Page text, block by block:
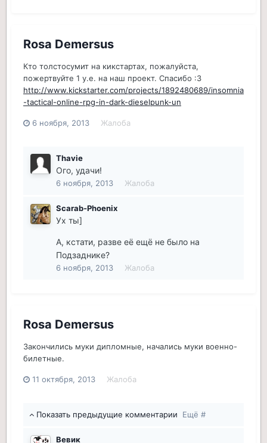
Rosa Demersus
Кто толстосумит на кикстартах, пожалуйста,
пожертвуйте 1 у.е. на наш проект. Спасибо :3
http://www.kickstarter.com/projects/1892480689/insomnia
-tactical-online-rpg-in-dark-dieselpunk-un
6 ноября, 2013 Жалоба
Thavie
Ого, удачи!
6 ноября, 2013 Жалоба
Scarab-Phoenix
Ух ты]
А, кстати, разве её ещё не было на
Подзаднике?
6 ноября, 2013 Жалоба
Rosa Demersus
Закончились муки дипломные, начались муки военно-
билетные.
11 октября, 2013 Жалоба
Показать предыдущие комментарии Ещё #
Вевик